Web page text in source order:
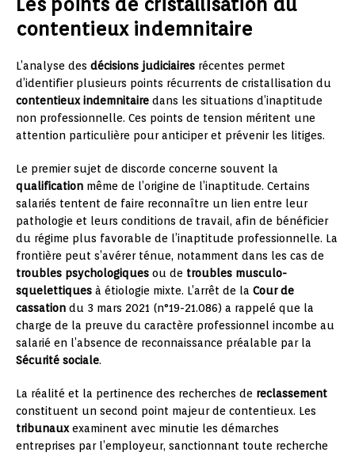
contentieux indemnitaire
L’analyse des décisions judiciaires récentes permet
d’identifier plusieurs points récurrents de cristallisation du
contentieux indemnitaire dans les situations d’inaptitude
non professionnelle. Ces points de tension méritent une
attention particulière pour anticiper et prévenir les litiges.
Le premier sujet de discorde concerne souvent la
qualification même de l’origine de l’inaptitude. Certains
salariés tentent de faire reconnaître un lien entre leur
pathologie et leurs conditions de travail, afin de bénéficier
du régime plus favorable de l’inaptitude professionnelle. La
frontière peut s’avérer ténue, notamment dans les cas de
troubles psychologiques ou de troubles musculo-
squelettiques à étiologie mixte. L’arrêt de la Cour de
cassation du 3 mars 2021 (n°19-21.086) a rappelé que la
charge de la preuve du caractère professionnel incombe au
salarié en l’absence de reconnaissance préalable par la
Sécurité sociale.
La réalité et la pertinence des recherches de reclassement
constituent un second point majeur de contentieux. Les
tribunauxexaminent avec minutie les démarches
entreprises par l’employeur, sanctionnant toute recherche